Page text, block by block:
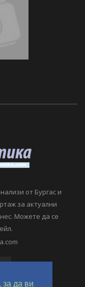
за да ви
от Бургас и
за актуални
Можете да се